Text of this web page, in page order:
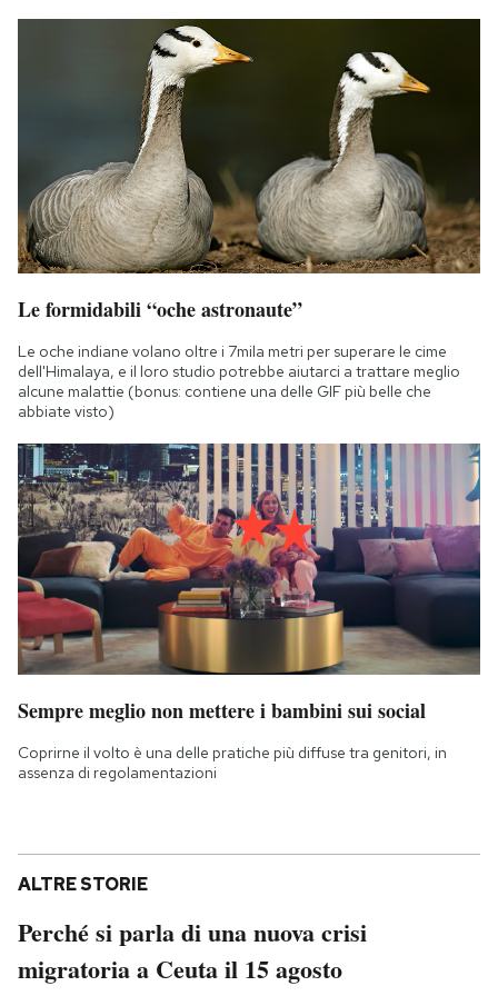
Le formidabili “oche astronaute”
Le oche indiane volano oltre i 7mila metri per superare le cime
dell'Himalaya, e il loro studio potrebbe aiutarci a trattare meglio
alcune malattie (bonus: contiene una delle GIF più belle che
abbiate visto)
Sempre meglio non mettere i bambini sui social
Coprirne il volto è una delle pratiche più diffuse tra genitori, in
assenza di regolamentazioni
ALTRE STORIE
Perché si parla di una nuova crisi
migratoria a Ceuta il 15 agosto